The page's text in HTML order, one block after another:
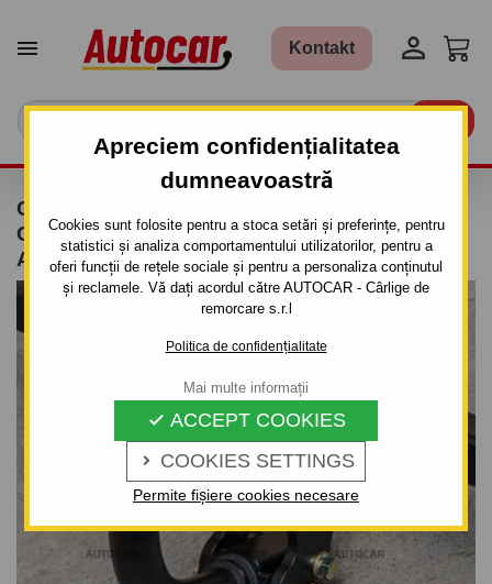
Apreciem confidențialitatea
dumneavoastră
Cookies sunt folosite pentru a stoca setări și preferințe, pentru
statistici și analiza comportamentului utilizatorilor, pentru a
oferi funcții de rețele sociale și pentru a personaliza conținutul
și reclamele. Vă dați acordul către AUTOCAR - Cârlige de
remorcare s.r.l
Politica de confidențialitate
 COOKIES SETTINGS
 ACCEPT COOKIES
Permite fișiere cookies necesare
Mai multe informații
 Kontakt 
CÂRLIG DE REMORCARE PENTRU OPEL
CORSA - "B" 3/5UŞI. - SISTEM DEMONTABIL
AUTOMAT CU CLEMĂ